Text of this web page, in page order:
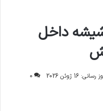
داخل
16 ژوئن 2026
0